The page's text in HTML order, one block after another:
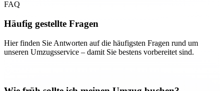
FAQ
Häufig gestellte Fragen
Hier finden Sie Antworten auf die häufigsten Fragen rund um
unseren Umzugsservice – damit Sie bestens vorbereitet sind.